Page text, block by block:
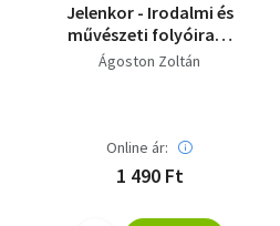
Jelenkor - Irodalmi és
művészeti folyóirat -
2010. március
Ágoston Zoltán
Online ár:
1 490 Ft